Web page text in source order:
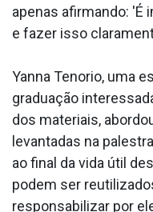
apenas afirmando: 'É
e fazer isso
Yanna Tenorio, uma
graduação
dos materiais,
levantadas na
ao final da vida útil
podem ser
responsabilizar por